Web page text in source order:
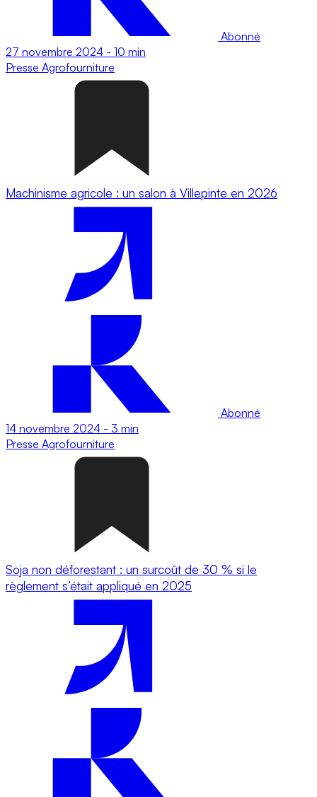
Abonné
27 novembre 2024 - 10 min
Presse Agrofourniture
Machinisme agricole : un salon à Villepinte en 2026
Abonné
14 novembre 2024 - 3 min
Presse Agrofourniture
Soja non déforestant : un surcoût de 30 % si le
règlement s’était appliqué en 2025